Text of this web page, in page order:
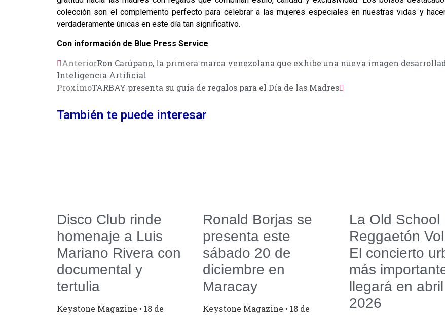
colección son el complemento perfecto para celebrar a las mujeres especiales en nuestras vidas y
verdaderamente únicas en este día tan significativo.
Con información de Blue Press Service
AnteriorRon Carúpano, la primera marca venezolana que exhibe una nueva imagen
Inteligencia Artificial
ProximoTARBAY presenta su guía de regalos para el Día de las Madres
También te puede interesar
Disco Club rinde
homenaje a Luis
Mariano Rivera con
documental y
tertulia
Keystone Magazine
18 de
Ronald Borjas se
presenta este
sábado 20 de
diciembre en
Maracay
Keystone Magazine
18 de
La Old School
Reggaetón
El concierto
más
llegará en
2026